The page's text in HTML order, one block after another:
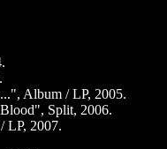
Album / LP, 2005.
Split, 2006.
LP, 2007.